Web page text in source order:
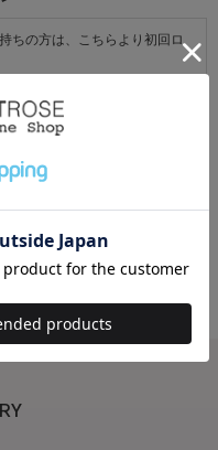
ちの方は、こちらより初回ロ
録を行ってください。